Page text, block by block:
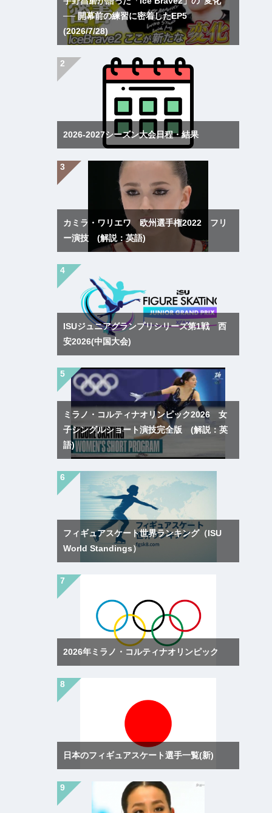
── 開幕前の練習に密着したEP5
(2026/7/28)
2026-2027シーズン大会日程・結果
カミラ・ワリエワ 欧州選手権2022 フリ
ー演技 (解説：英語)
ISUジュニアグランプリシリーズ第1戦 西
安2026(中国大会)
ミラノ・コルティナオリンピック2026 女
子シングルショート演技完全版 (解説：英
語)
フィギュアスケート世界ランキング（ISU
World Standings）
2026年ミラノ・コルティナオリンピック
日本のフィギュアスケート選手一覧(新)